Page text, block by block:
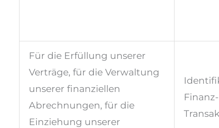
Für die Erfüllung unserer
Verträge, für die Verwaltung
unserer finanziellen
Abrechnungen, für die
Einziehung unserer